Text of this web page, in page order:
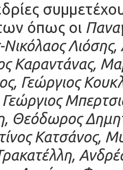
όπως οι
Καραντάνας,
Γεώργιος
Γεώργιος
Θεόδωρος
Κατσάνος,